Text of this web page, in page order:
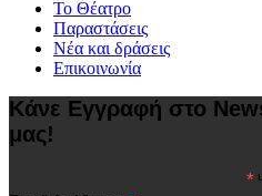
Το Θέατρο
Παραστάσεις
Νέα και δράσεις
Επικοινωνία
Κάνε Εγγραφή στο
μας!
*